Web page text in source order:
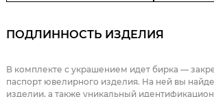
ПОДЛИННОСТЬ ИЗДЕЛИЯ
В комплекте с украшением идет бирка —
паспорт ювелирного изделия. На ней вы
изделии, а также уникальный